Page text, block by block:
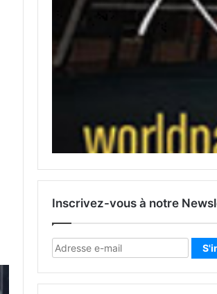
Inscrivez-vous à notre